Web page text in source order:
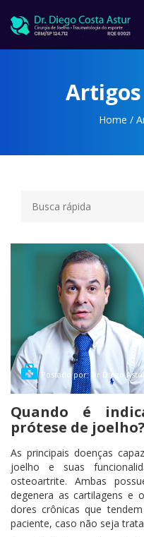
Home /
Postado por: Dr Diego Astur
Quando é
prótese de joelho?
As principais doenças
joelho e suas
osteoartrite. Ambas
degenera as cartilagens e
dores crônicas que
paciente, caso não seja